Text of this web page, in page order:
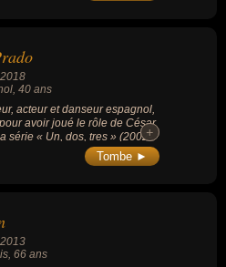
2018
, 40 ans
acteur et danseur espagnol,
avoir joué le rôle de César
série « Un, dos, tres » (2002-
/ musicale, 6 saisons, 84
prof de la « Star Ac » en
+
+
Tombe ►
2013
, 66 ans